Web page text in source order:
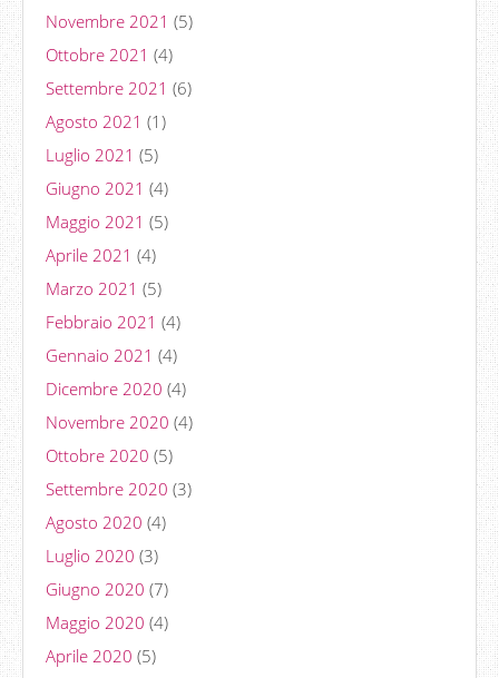
Novembre 2021 (5)
Ottobre 2021 (4)
Settembre 2021 (6)
Agosto 2021 (1)
Luglio 2021 (5)
Giugno 2021 (4)
Maggio 2021 (5)
Aprile 2021 (4)
Marzo 2021 (5)
Febbraio 2021 (4)
Gennaio 2021 (4)
Dicembre 2020 (4)
Novembre 2020 (4)
Ottobre 2020 (5)
Settembre 2020 (3)
Agosto 2020 (4)
Luglio 2020 (3)
Giugno 2020 (7)
Maggio 2020 (4)
Aprile 2020 (5)